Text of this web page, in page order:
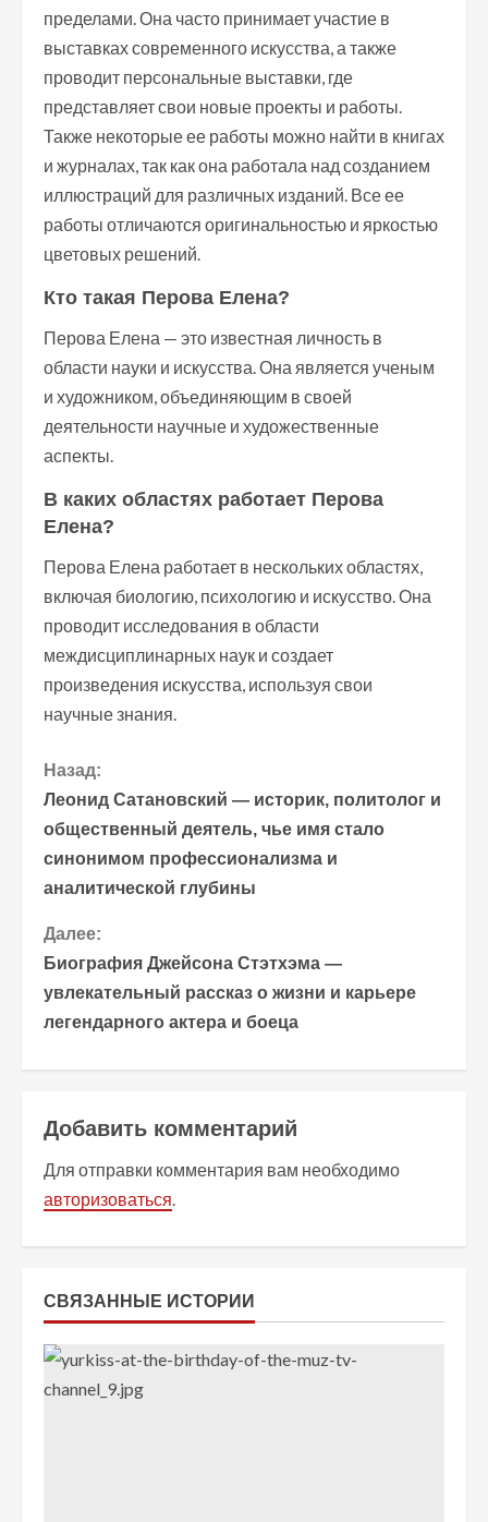
пределами. Она часто принимает участие в
выставках современного искусства, а также
проводит персональные выставки, где
представляет свои новые проекты и работы.
Также некоторые ее работы можно найти в книгах
и журналах, так как она работала над созданием
иллюстраций для различных изданий. Все ее
работы отличаются оригинальностью и яркостью
цветовых решений.
Кто такая Перова Елена?
Перова Елена — это известная личность в
области науки и искусства. Она является ученым
и художником, объединяющим в своей
деятельности научные и художественные
аспекты.
В каких областях работает Перова
Елена?
Перова Елена работает в нескольких областях,
включая биологию, психологию и искусство. Она
проводит исследования в области
междисциплинарных наук и создает
произведения искусства, используя свои
научные знания.
П
р
о
о
л
т
ь
е
н
Назад:
Леонид Сатановский — историк, политолог и
общественный деятель, чье имя стало
синонимом профессионализма и
аналитической глубины
Далее:
Биография Джейсона Стэтхэма —
увлекательный рассказ о жизни и карьере
легендарного актера и боеца
Добавить комментарий
Для отправки комментария вам необходимо
авторизоваться.
СВЯЗАННЫЕ ИСТОРИИ